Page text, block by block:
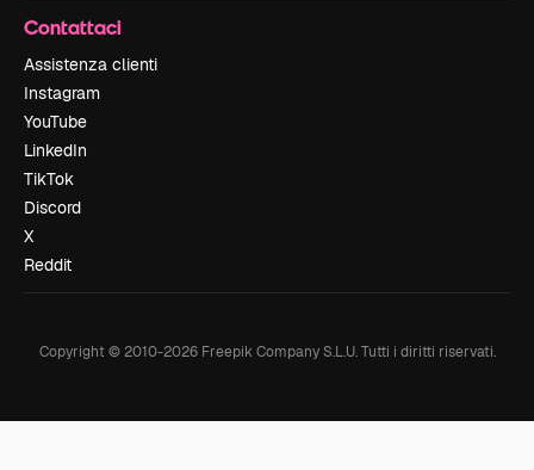
Contattaci
Assistenza clienti
Instagram
YouTube
LinkedIn
TikTok
Discord
X
Reddit
Copyright © 2010-2026Freepik Company S.L.U. Tutti i diritti riservati.